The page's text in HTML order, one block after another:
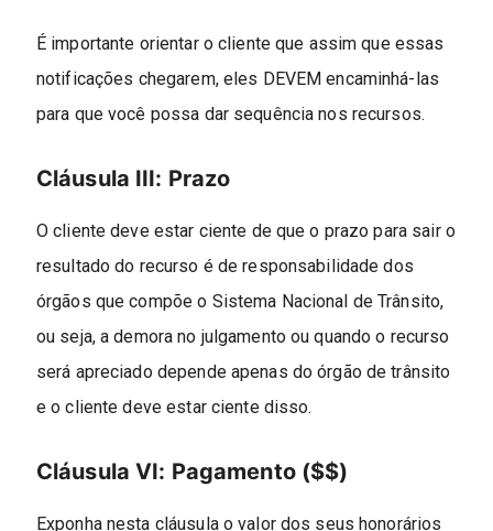
É importante orientar o cliente que assim que essas
notificações chegarem, eles DEVEM encaminhá-las
para que você possa dar sequência nos recursos.
Cláusula III: Prazo
O cliente deve estar ciente de que o prazo para sair o
resultado do recurso é de responsabilidade dos
órgãos que compõe o Sistema Nacional de Trânsito,
ou seja, a demora no julgamento ou quando o recurso
será apreciado depende apenas do órgão de trânsito
e o cliente deve estar ciente disso.
Cláusula VI: Pagamento ($$)
Exponha nesta cláusula o valor dos seus honorários